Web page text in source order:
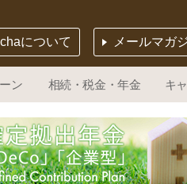
メールマガ
について
ン 相続・税金・年金 キ